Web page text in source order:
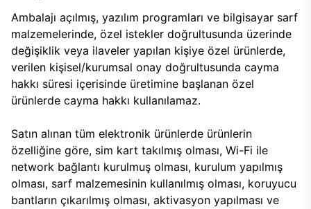
Ambalajı açılmış, yazılım programları ve bilgisayar sarf
malzemelerinde, özel istekler doğrultusunda üzerinde
değişiklik veya ilaveler yapılan kişiye özel ürünlerde,
verilen kişisel/kurumsal onay doğrultusunda cayma
hakkı süresi içerisinde üretimine başlanan özel
ürünlerde cayma hakkı kullanılamaz.
Satın alınan tüm elektronik ürünlerde ürünlerin
özelliğine göre, sim kart takılmış olması, Wi-Fi ile
network bağlantı kurulmuş olması, kurulum yapılmış
olması, sarf malzemesinin kullanılmış olması, koruyucu
bantların çıkarılmış olması, aktivasyon yapılması ve